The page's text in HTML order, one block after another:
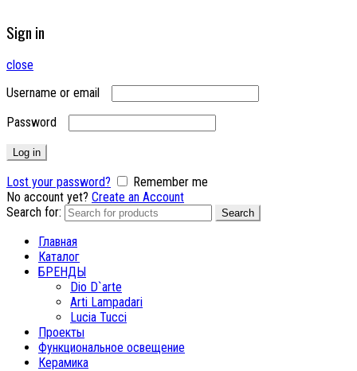
Sign in
close
Username or email
Password
Log in
Lost your password?
Remember me
No account yet? Create an Account
Search for:
Search
Главная
Каталог
БРЕНДЫ
Dio D`arte
Arti Lampadari
Lucia Tucci
Проекты
Функциональное освещение
Керамика